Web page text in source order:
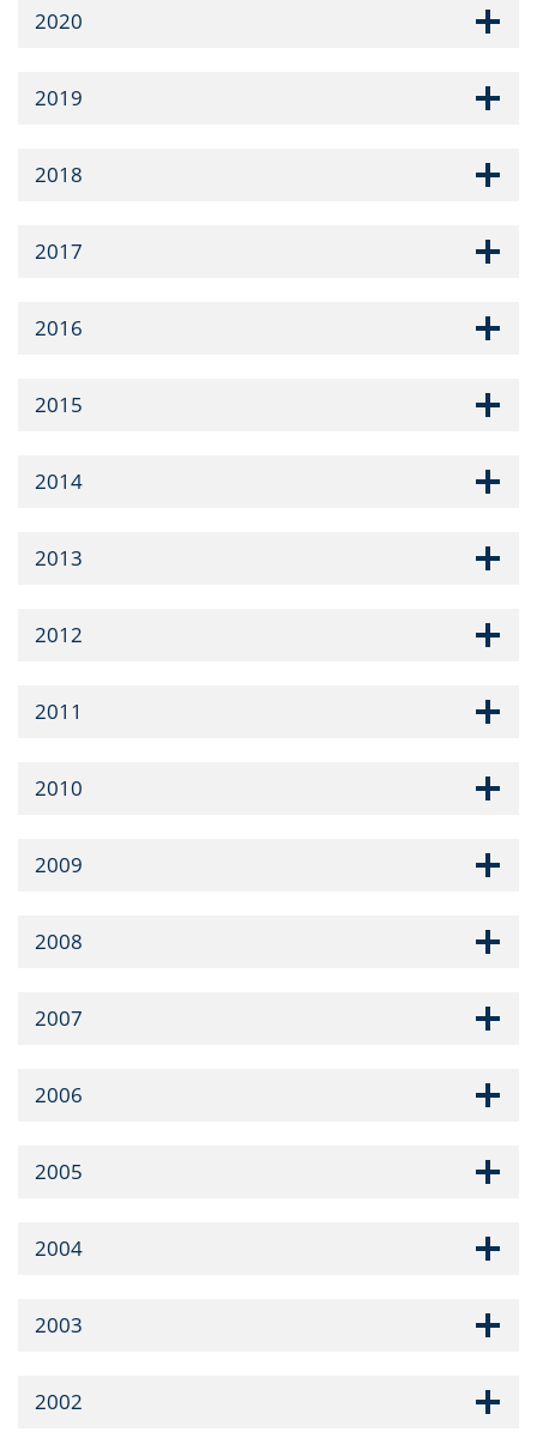
2020
2019
2018
2017
2016
2015
2014
2013
2012
2011
2010
2009
2008
2007
2006
2005
2004
2003
2002